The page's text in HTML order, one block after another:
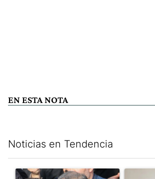
EN ESTA NOTA
Noticias en Tendencia
Un artículo de tendencia con el título